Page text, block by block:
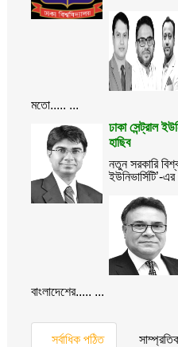
মতো..... ...
ঢাকা সেন্ট্রাল
হাছিব
নতুন সরকারি
ইউনিভার্সিটি’-
বাংলাদেশের..... ...
সর্বাধিক পঠিত